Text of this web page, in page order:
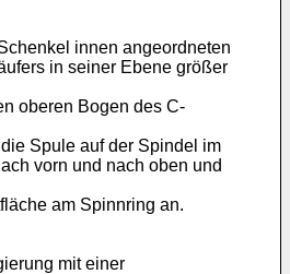
innen angeordneten
in seiner Ebene größer
oberen Bogen des C-
Spule auf der Spindel im
vorn und nach oben und
am Spinnring an.
mit einer